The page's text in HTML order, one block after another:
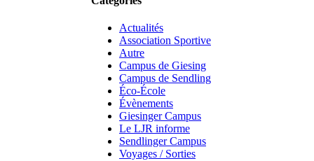
Actualités
Association Sportive
Autre
Campus de Giesing
Campus de Sendling
Éco-École
Évènements
Giesinger Campus
Le LJR informe
Sendlinger Campus
Voyages / Sorties